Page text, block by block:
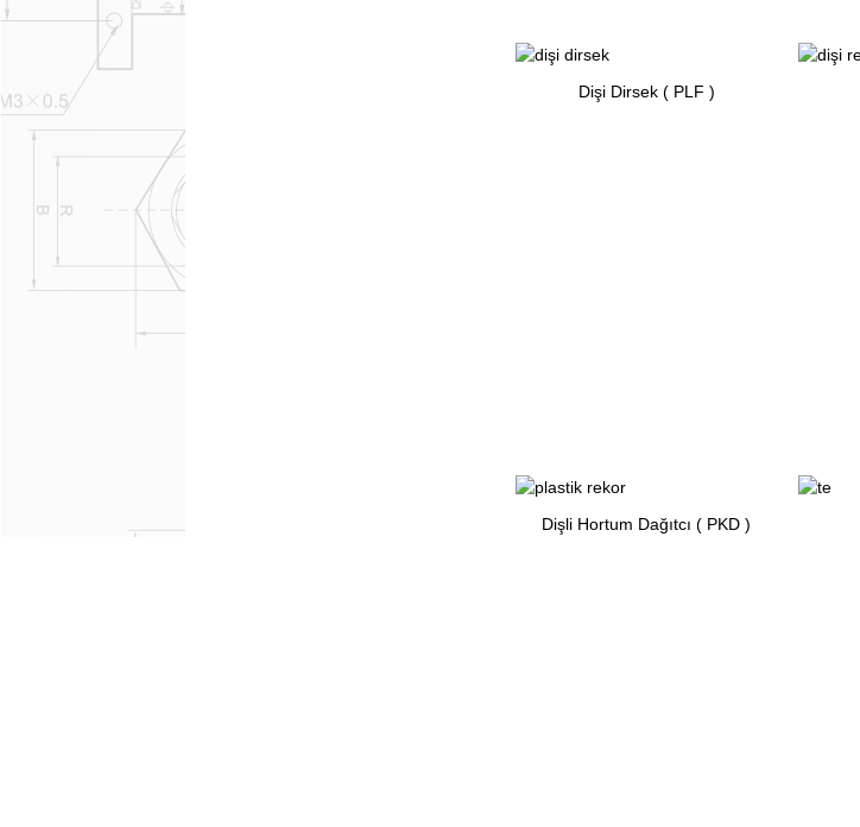
Dişi Dirsek ( PLF )
Dişli Hortum Dağıtcı ( PKD )